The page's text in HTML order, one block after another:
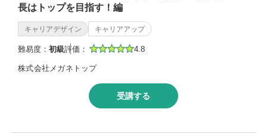
長はトップを目指す！編
キャリアデザイン キャリアアップ
難易度： 初級評価： 4.8
株式会社メガネトップ
受講する